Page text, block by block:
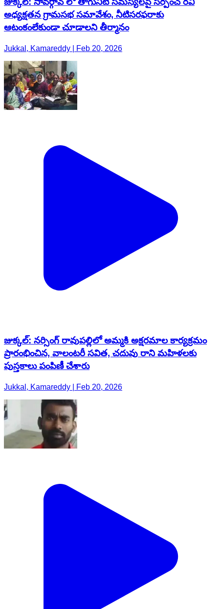
అధ్యక్షతన గ్రామసభ సమావేశం, నీటిసరఫరాకు
ఆటంకంలేకుండా చూడాలని తీర్మానం
Jukkal, Kamareddy | Feb 20, 2026
జుక్కల్: నర్సింగ్ రావుపల్లిలో అమ్మకి అక్షరమాల కార్యక్రమం
ప్రారంభించిన, వాలంటరీ సవిత, చదువు రాని మహిళలకు
పుస్తకాలు పంపిణీ చేశారు
Jukkal, Kamareddy | Feb 20, 2026